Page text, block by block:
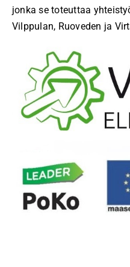
jonka se toteuttaa
Vilppulan, Ruoveden ja